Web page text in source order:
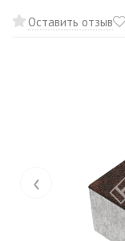
Оставить отзыв
‹